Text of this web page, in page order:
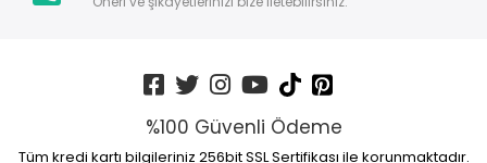
%100 Güvenli Ödeme
Tüm kredi kartı bilgileriniz 256bit SSL Sertifikası ile korunmaktadır.